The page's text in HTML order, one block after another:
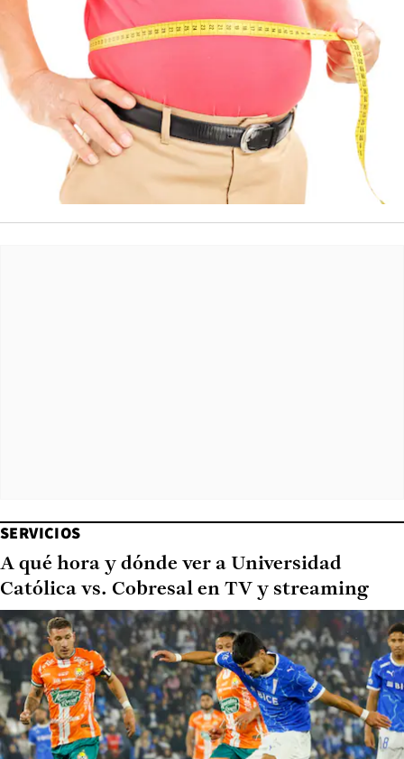
SERVICIOS
A qué hora y dónde ver a Universidad
Católica vs. Cobresal en TV y streaming